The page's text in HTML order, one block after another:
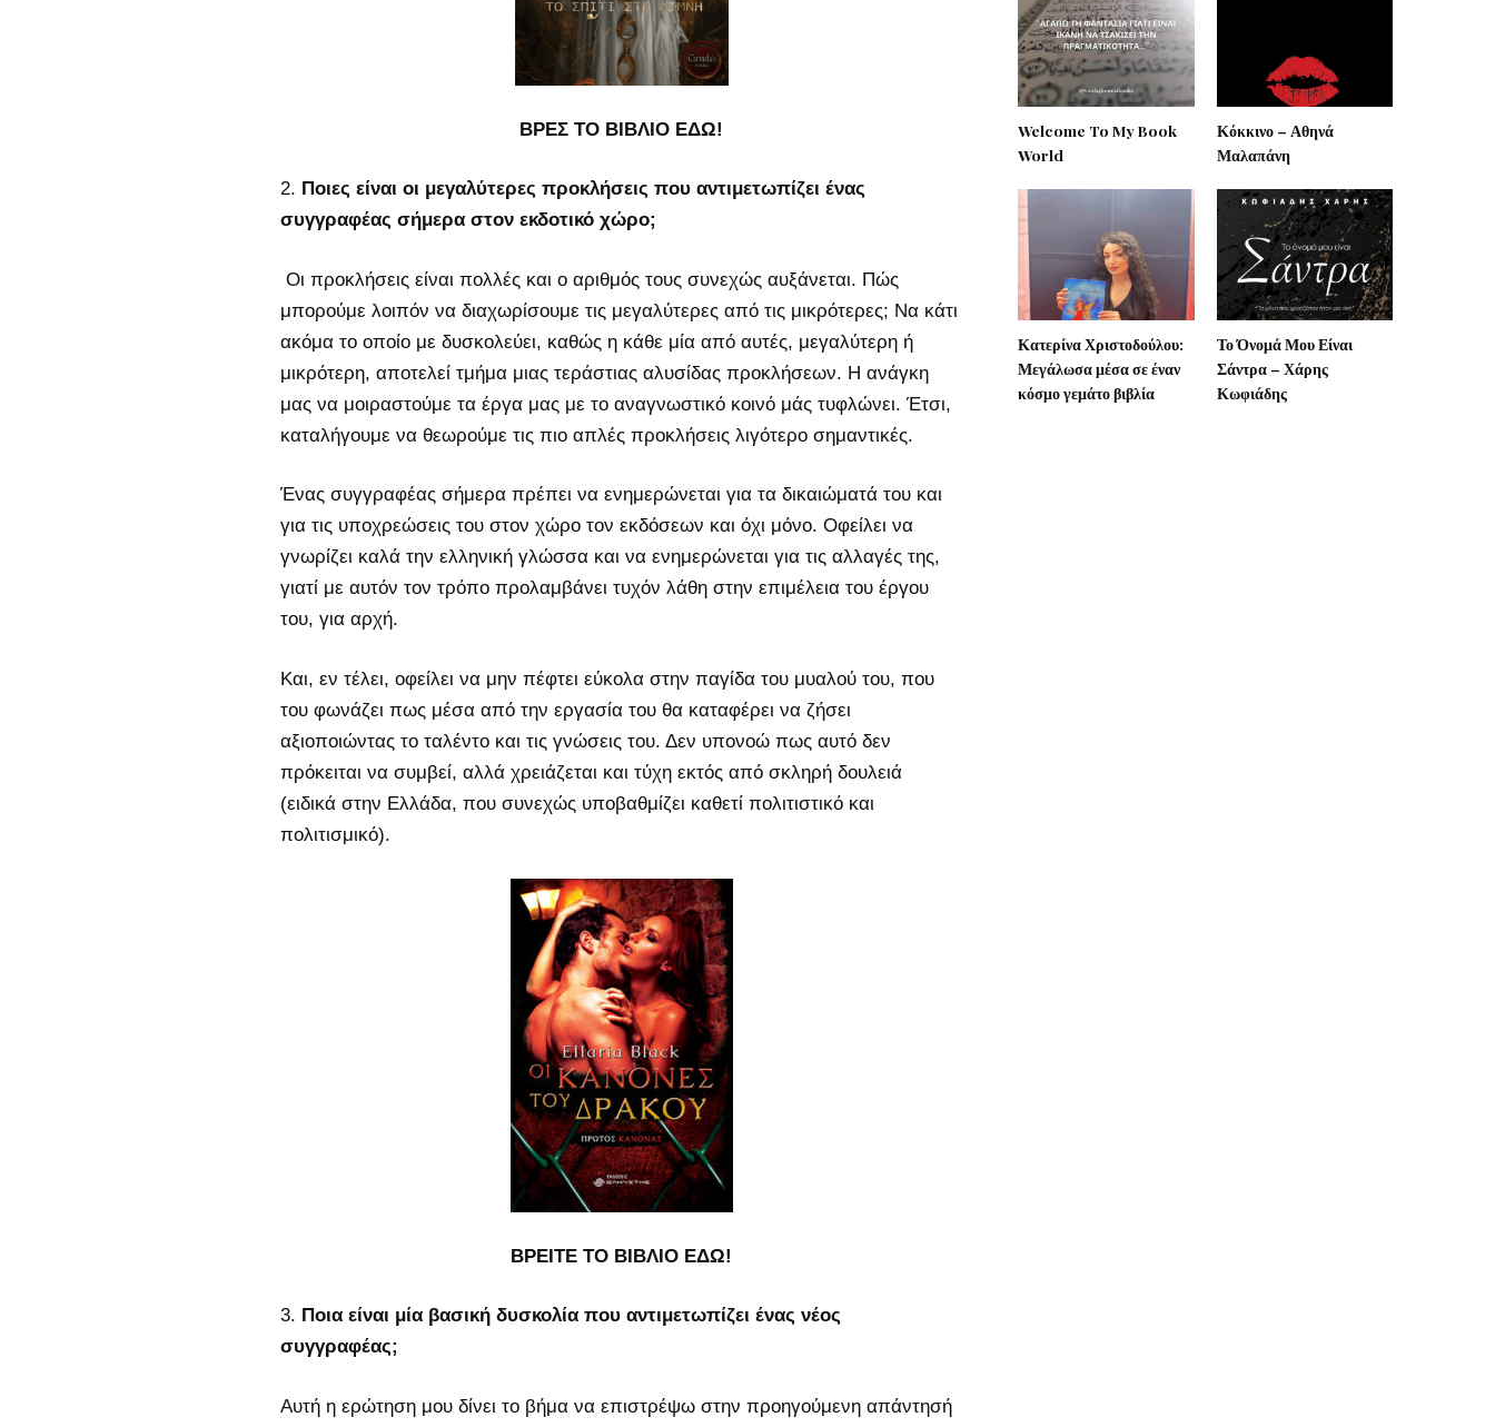
ΒΡΕΣ ΤΟ ΒΙΒΛΙΟ ΕΔΩ!
Ποιες είναι οι μεγαλύτερες προκλήσεις που αντιμετωπίζει ένας
συγγραφέας σήμερα στον εκδοτικό χώρο;
Οι προκλήσεις είναι πολλές και ο αριθμός τους συνεχώς αυξάνεται. Πώς
μπορούμε λοιπόν να διαχωρίσουμε τις μεγαλύτερες από τις μικρότερες; Να κάτι
ακόμα το οποίο με δυσκολεύει, καθώς η κάθε μία από αυτές, μεγαλύτερη ή
μικρότερη, αποτελεί τμήμα μιας τεράστιας αλυσίδας προκλήσεων. Η ανάγκη
μας να μοιραστούμε τα έργα μας με το αναγνωστικό κοινό μάς τυφλώνει. Έτσι,
καταλήγουμε να θεωρούμε τις πιο απλές προκλήσεις λιγότερο σημαντικές.
Ένας συγγραφέας σήμερα πρέπει να ενημερώνεται για τα δικαιώματά του και
για τις υποχρεώσεις του στον χώρο τον εκδόσεων και όχι μόνο. Οφείλει να
γνωρίζει καλά την ελληνική γλώσσα και να ενημερώνεται για τις αλλαγές της,
γιατί με αυτόν τον τρόπο προλαμβάνει τυχόν λάθη στην επιμέλεια του έργου
του, για αρχή.
Και, εν τέλει, οφείλει να μην πέφτει εύκολα στην παγίδα του μυαλού του, που
του φωνάζει πως μέσα από την εργασία του θα καταφέρει να ζήσει
αξιοποιώντας το ταλέντο και τις γνώσεις του. Δεν υπονοώ πως αυτό δεν
πρόκειται να συμβεί, αλλά χρειάζεται και τύχη εκτός από σκληρή δουλειά
(ειδικά στην Ελλάδα, που συνεχώς υποβαθμίζει καθετί πολιτιστικό και
πολιτισμικό).
ΒΡΕΙΤΕ ΤΟ ΒΙΒΛΙΟ ΕΔΩ!
Ποια είναι μία βασική δυσκολία που αντιμετωπίζει ένας νέος
συγγραφέας;
Αυτή η ερώτηση μου δίνει το βήμα να επιστρέψω στην προηγούμενη απάντησή
Welcome To My Book
World
Κόκκινο – Αθηνά
Μαλαπάνη
Κατερίνα Χριστοδούλου:
Μεγάλωσα μέσα σε έναν
κόσμο γεμάτο βιβλία
Το Όνομά Μου Είναι
Σάντρα – Χάρης
Κωφιάδης